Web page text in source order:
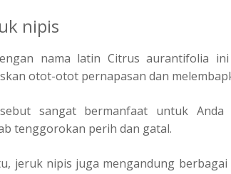
nipis
nama latin Citrus aurantifolia
otot-otot pernapasan dan
sangat bermanfaat untuk
tenggorokan perih dan gatal.
jeruk nipis juga mengandung